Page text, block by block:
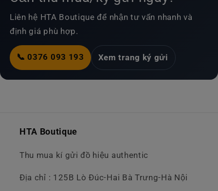
Liên hệ HTA Boutique để nhận tư vấn nhanh và
định giá phù hợp.
📞 0376 093 193 Xem trang ký gửi
HTA Boutique
Thu mua kí gửi đồ hiệu authentic
Địa chỉ : 125B Lò Đúc-Hai Bà Trưng-Hà Nội